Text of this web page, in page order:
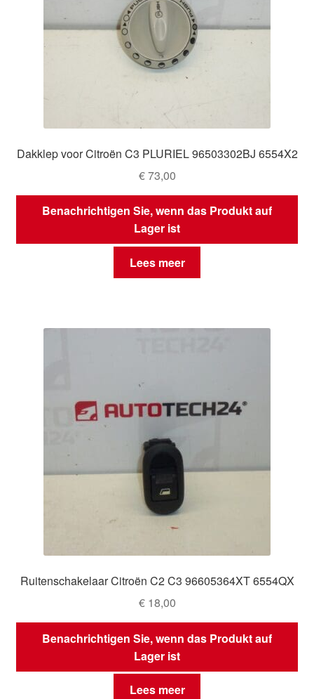
Dakklep voor Citroën C3 PLURIEL 96503302BJ 6554X2
€73,00
Benachrichtigen Sie, wenn das Produkt auf
Lager ist
Lees meer
Ruitenschakelaar Citroën C2 C3 96605364XT 6554QX
€18,00
Benachrichtigen Sie, wenn das Produkt auf
Lager ist
Lees meer